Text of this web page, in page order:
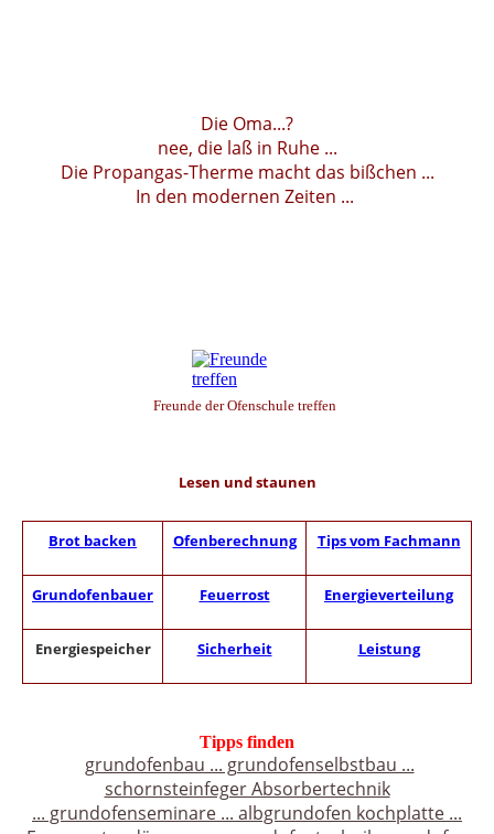
Die Oma...?
nee, die laß in Ruhe ...
Die Propangas-Therme macht das bißchen ...
In den modernen Zeiten ...
Freunde der Ofenschule treffen
Lesen und staunen
Brot backen Ofenberechnung Tips vom Fachmann
Grundofenbauer Feuerrost Energieverteilung
Energiespeicher Sicherheit Leistung
Tipps finden
grundofenbau ... grundofenselbstbau ...
schornsteinfeger Absorbertechnik
... grundofenseminare ... albgrundofen kochplatte ...